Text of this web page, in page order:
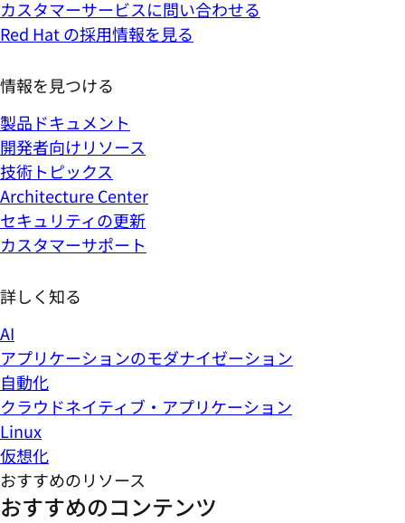
カスタマーサービスに問い合わせる
Red Hat の採用情報を見る
情報を見つける
製品ドキュメント
開発者向けリソース
技術トピックス
Architecture Center
セキュリティの更新
カスタマーサポート
詳しく知る
AI
アプリケーションのモダナイゼーション
自動化
クラウドネイティブ・アプリケーション
Linux
仮想化
おすすめのリソース
おすすめのコンテンツ